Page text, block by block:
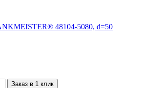
Заказ в 1 клик